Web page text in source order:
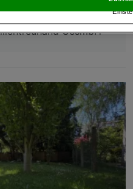
GesmbH
gegen die Verarbeitung auf der
Einstellungen“, die sich auf jeder Seite
Performance von Inhalten,
Partner (Lieferanten)